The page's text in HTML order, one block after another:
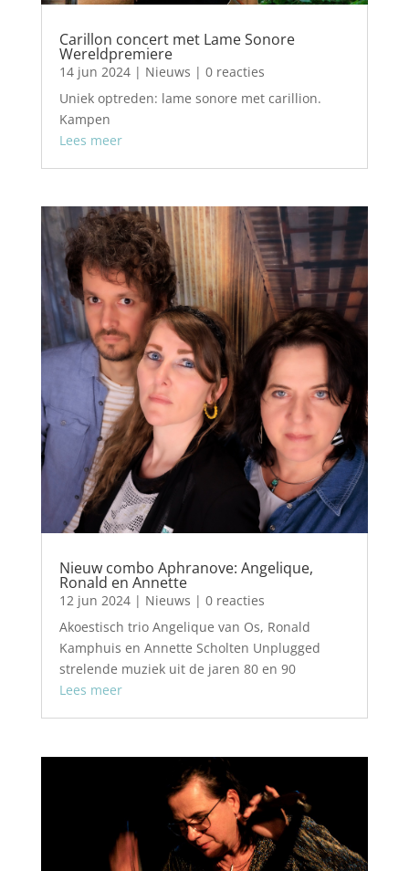
Carillon concert met Lame Sonore
Wereldpremiere
14 jun 2024| Nieuws | 0 reacties
Uniek optreden: lame sonore met carillion.
Kampen
Lees meer
Nieuw combo Aphranove: Angelique,
Ronald en Annette
12 jun 2024| Nieuws | 0 reacties
Akoestisch trio Angelique van Os, Ronald
Kamphuis en Annette Scholten Unplugged
strelende muziek uit de jaren 80 en 90
Lees meer